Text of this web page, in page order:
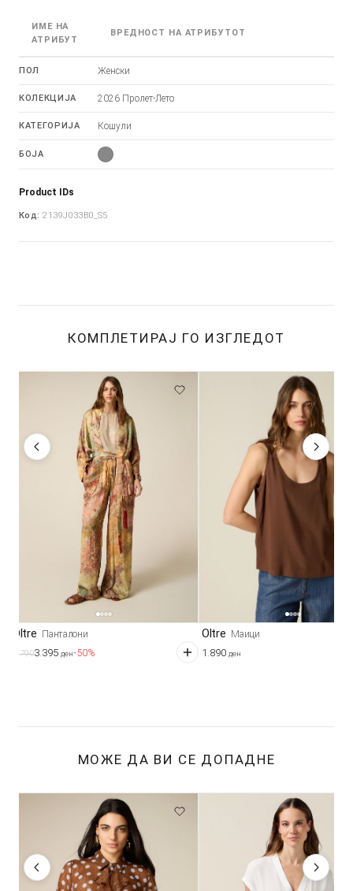
ИМЕ НА
АТРИБУТ
ВРЕДНОСТ НА АТРИБУТОТ
ПОЛ Женски
КОЛЕКЦИЈА 2026 Пролет-Лето
КАТЕГОРИЈА Кошули
БОЈА
Product IDs
Код: 2139J033B0_S5
КОМПЛЕТИРАЈ ГО ИЗГЛЕДОТ
Oltre Панталони
6.7903.395 ден-50%
Oltre Маици
1.890 ден
МОЖЕ ДА ВИ СЕ ДОПАДНЕ